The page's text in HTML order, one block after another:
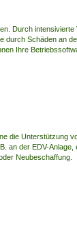
Durch intensivierte
durch Schäden an
Ihre
die Unterstützung
an der EDV-Anlage,
Neubeschaffung.